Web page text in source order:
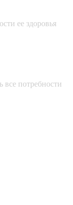
ее здоровья
все потребности